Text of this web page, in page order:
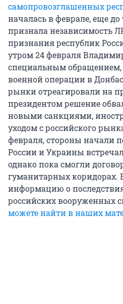
самопровозглашенных
началась в феврале, еще до
признала независимость
признания республик
утром 24 февраля
специальным обращением,
военной операции в
рынки отреагировали на
президентом решение
новыми санкциями,
уходом с российского
февраля, стороны начали
России и Украины
однако пока смогли
гуманитарных коридорах.
информацию о
российских вооруженных
можете найти в наших